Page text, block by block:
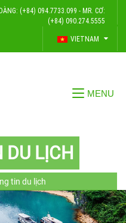
(+84) 094.7733.099 - MR. CƠ:
(+84) 090.274.5555
VIETNAM
DU LỊCH
tin du lịch